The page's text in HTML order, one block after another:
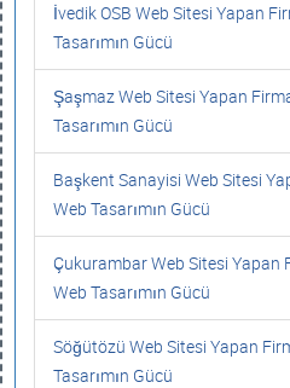
İvedik OSB Web Sitesi Yapan
Tasarımın Gücü
Şaşmaz Web Sitesi Yapan
Tasarımın Gücü
Başkent Sanayisi Web Sitesi
Web Tasarımın Gücü
Çukurambar Web Sitesi Yapan
Web Tasarımın Gücü
Söğütözü Web Sitesi Yapan
Tasarımın Gücü